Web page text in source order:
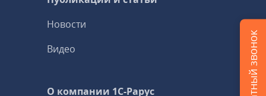
Новости
Видео
О компании 1C-Рарус